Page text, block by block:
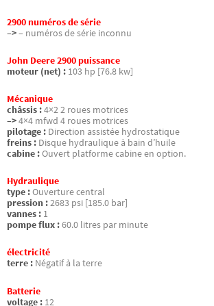
2900 numéros de série
–>– numéros de série inconnu
John Deere 2900 puissance
moteur (net) : 103 hp [76.8 kw]
Mécanique
châssis :4×2 2 roues motrices
–>4×4 mfwd 4 roues motrices
pilotage : Direction assistée hydrostatique
freins : Disque hydraulique à bain d’huile
cabine :Ouvert platforme cabine en option.
Hydraulique
type :Ouverture central
pression :2683 psi [185.0 bar]
vannes : 1
pompe flux :60.0 litres par minute
électricité
terre : Négatif à la terre
Batterie
voltage : 12